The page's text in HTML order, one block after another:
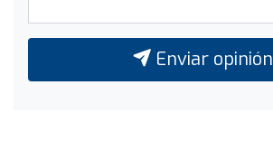
Enviar opinión